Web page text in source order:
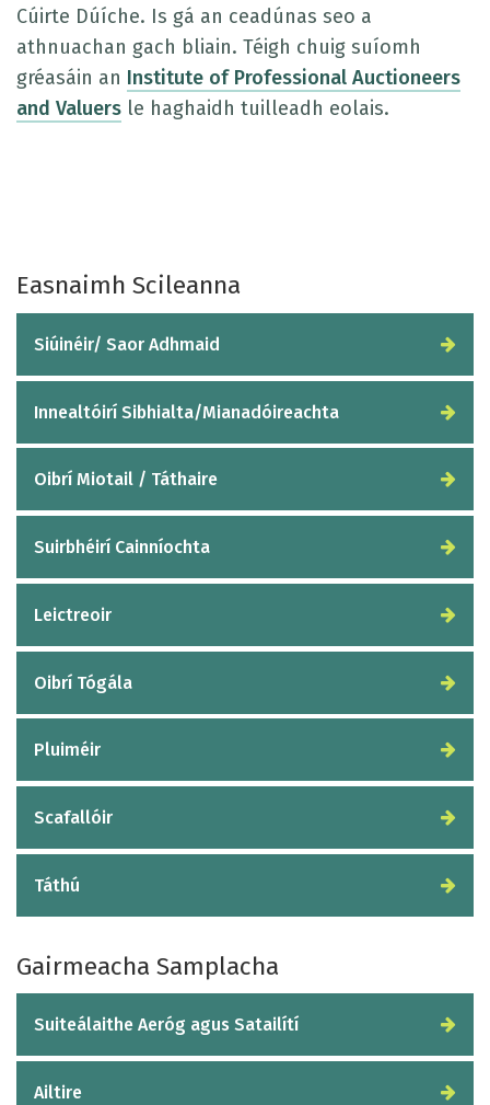
Cúirte Dúíche. Is gá an ceadúnas seo a
athnuachan gach bliain. Téigh chuig suíomh
gréasáin an Institute of Professional Auctioneers
and Valuers le haghaidh tuilleadh eolais.
Easnaimh Scileanna
Siúinéir/ Saor Adhmaid
Innealtóirí Sibhialta/Mianadóireachta
Oibrí Miotail / Táthaire
Suirbhéirí Cainníochta
Leictreoir
Oibrí Tógála
Pluiméir
Scafallóir
Táthú
Gairmeacha Samplacha
Suiteálaithe Aeróg agus Satailítí
Ailtire